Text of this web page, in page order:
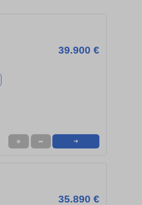
39.900 €
★ ➦ ➜
35.890 €